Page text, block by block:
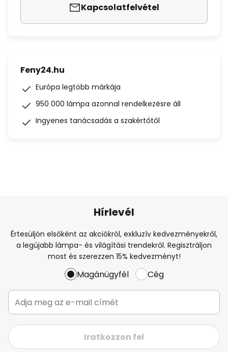
Kapcsolatfelvétel
Feny24.hu
Európa legtöbb márkája
950 000 lámpa azonnal rendelkezésre áll
Ingyenes tanácsadás a szakértőtől
Hírlevél
Értesüljön elsőként az akciókról, exkluzív kedvezményekről,
a legújabb lámpa- és világítási trendekről. Regisztráljon
most és szerezzen 15% kedvezményt!
Magánügyfél Cég
Iratkozzon fel